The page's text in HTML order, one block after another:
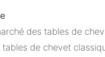
des tables de
de chevet